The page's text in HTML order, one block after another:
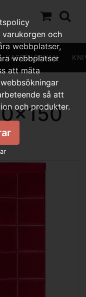
KAFFEHÖRNAN
och
webbplatser,
webbplatser
att mäta
så att
och produkter.